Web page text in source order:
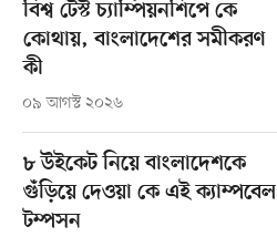
বিশ্ব টেস্ট চ্যাম্পিয়নশিপে কে
কোথায়, বাংলাদেশের সমীকরণ
কী
০৯ আগস্ট ২০২৬
৮ উইকেট নিয়ে বাংলাদেশকে
গুঁড়িয়ে দেওয়া কে এই ক্যাম্পবেল
টম্পসন